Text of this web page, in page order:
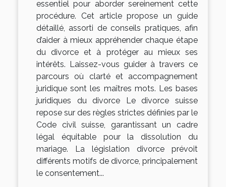
essentiel pour aborder sereinement cette
procédure. Cet article propose un guide
détaillé, assorti de conseils pratiques, afin
d’aider à mieux appréhender chaque étape
du divorce et à protéger au mieux ses
intérêts. Laissez-vous guider à travers ce
parcours où clarté et accompagnement
juridique sont les maîtres mots. Les bases
juridiques du divorce Le divorce suisse
repose sur des règles strictes définies par le
Code civil suisse, garantissant un cadre
légal équitable pour la dissolution du
mariage. La législation divorce prévoit
différents motifs de divorce, principalement
le consentement...